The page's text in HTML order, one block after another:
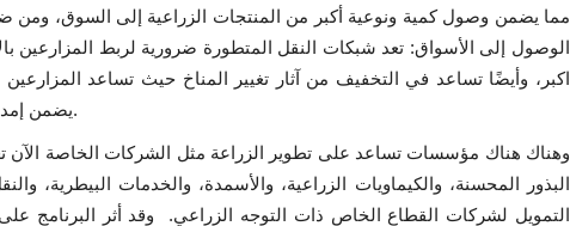
مما يضمن وصول كمية ونوعية أكبر من المنتجات الزراعية إلى السوق، ومن
الوصول إلى الأسواق: تعد شبكات النقل المتطورة ضرورية لربط المزارعين
اكبر، وأيضًا تساعد في التخفيف من آثار تغيير المناخ حيث تساعد
يضمن إمدادات مستقرة وموثوقة من المياه لمحاصيلهم.
وهناك هناك مؤسسات تساعد على تطوير الزراعة مثل الشركات الخاصة الآن
البذور المحسنة، والكيماويات الزراعية، والأسمدة، والخدمات البيطرية،